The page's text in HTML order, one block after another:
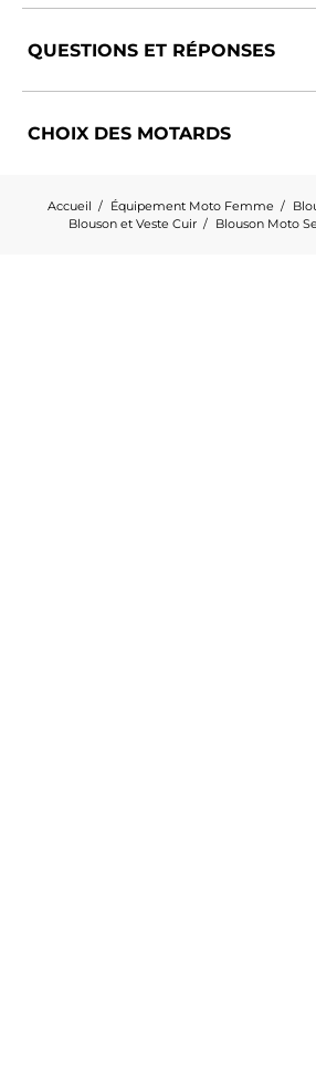
QUESTIONS ET RÉPONSES
CHOIX DES MOTARDS
Accueil Équipement Moto Femme
Blouson et Veste Cuir
Blouson Moto